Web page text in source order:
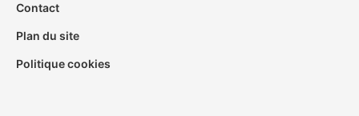
Contact
Plan du site
Politique cookies